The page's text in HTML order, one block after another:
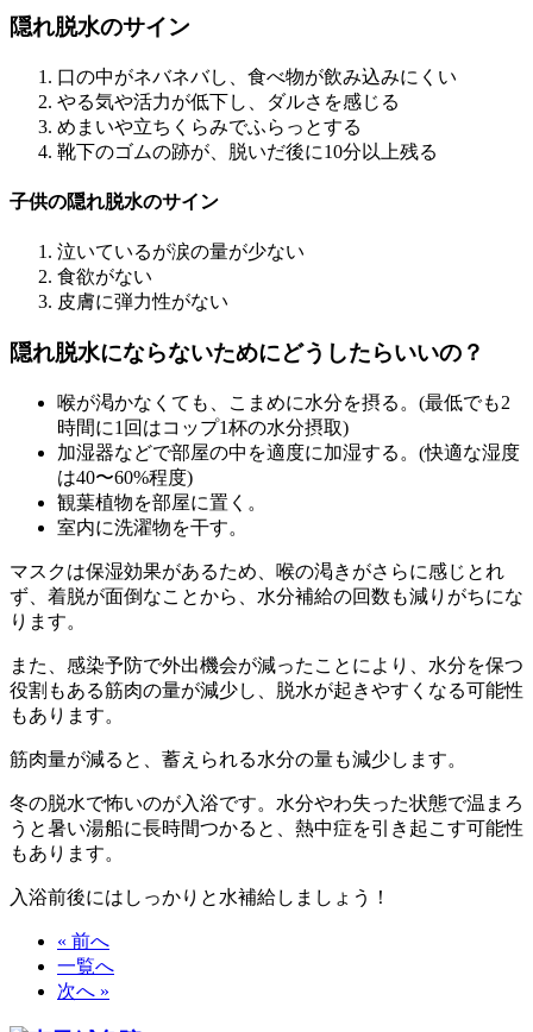
隠れ脱水のサイン
口の中がネバネバし、食べ物が飲み込みにくい
やる気や活力が低下し、ダルさを感じる
めまいや立ちくらみでふらっとする
靴下のゴムの跡が、脱いだ後に10分以上残る
子供の隠れ脱水のサイン
泣いているが涙の量が少ない
食欲がない
皮膚に弾力性がない
隠れ脱水にならないためにどうしたらいいの？
喉が渇かなくても、こまめに水分を摂る。(最低でも2
時間に1回はコップ1杯の水分摂取)
加湿器などで部屋の中を適度に加湿する。(快適な湿度
は40〜60%程度)
観葉植物を部屋に置く。
室内に洗濯物を干す。
マスクは保湿効果があるため、喉の渇きがさらに感じとれ
ず、着脱が面倒なことから、水分補給の回数も減りがちにな
ります。
また、感染予防で外出機会が減ったことにより、水分を保つ
役割もある筋肉の量が減少し、脱水が起きやすくなる可能性
もあります。
筋肉量が減ると、蓄えられる水分の量も減少します。
冬の脱水で怖いのが入浴です。水分やわ失った状態で温まろ
うと暑い湯船に長時間つかると、熱中症を引き起こす可能性
もあります。
入浴前後にはしっかりと水補給しましょう！
« 前へ
一覧へ
次へ »